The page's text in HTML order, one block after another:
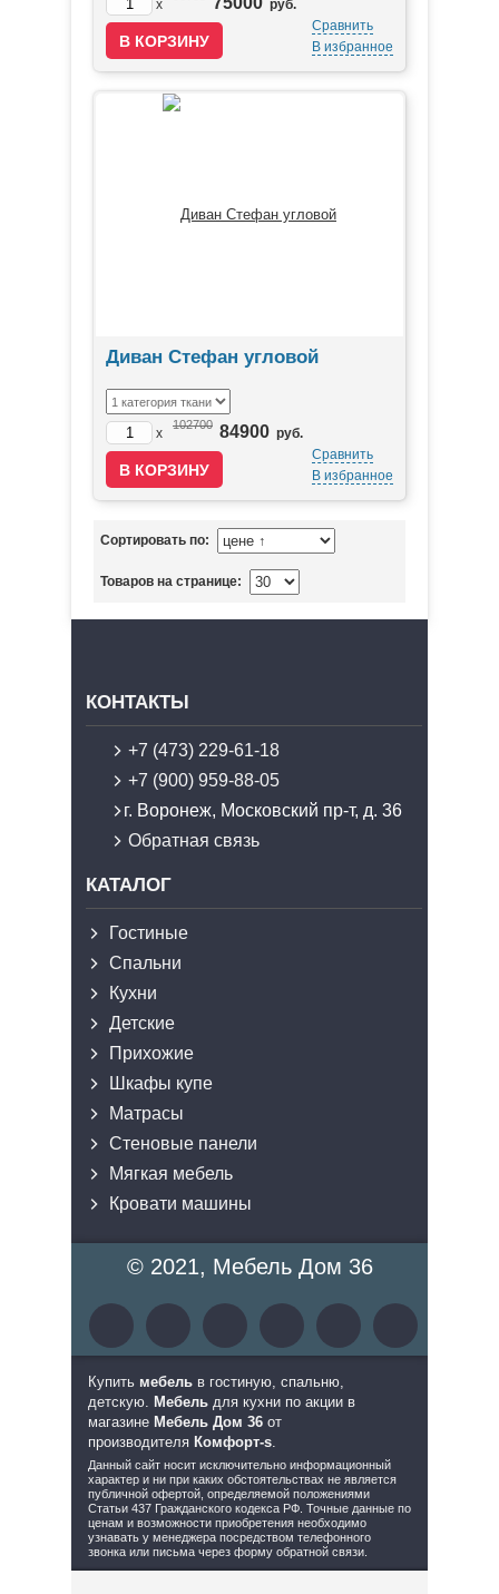
x
руб.
Сравнить
В избранное
Диван Стефан угловой
x
102700 84900 руб.
Сравнить
В избранное
Сортировать по:
Товаров на странице:
КОНТАКТЫ
+7 (473) 229-61-18
+7 (900) 959-88-05
г. Воронеж, Московский пр-т, д. 36
Обратная связь
КАТАЛОГ
Гостиные
Спальни
Кухни
Детские
Прихожие
Шкафы купе
Матрасы
Стеновые панели
Мягкая мебель
Кровати машины
© 2021, Мебель Дом 36
Купить мебель в гостиную, спальню,
детскую. Мебель для кухни по акции в
магазине Мебель Дом 36 от
производителя Комфорт-s.
Данный сайт носит исключительно информационный
характер и ни при каких обстоятельствах не является
публичной офертой, определяемой положениями
Статьи 437 Гражданского кодекса РФ. Точные данные по
ценам и возможности приобретения необходимо
узнавать у менеджера посредством телефонного
звонка или письма через форму обратной связи.